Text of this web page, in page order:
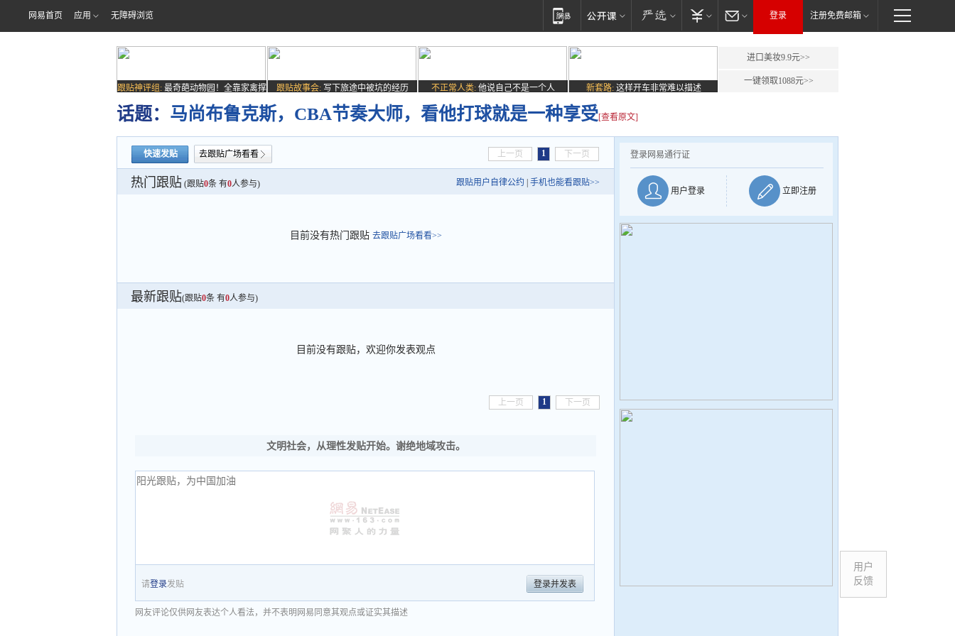
网易首页 应用 无障碍浏览 登录 注册免费邮箱
跟贴神评组: 最奇葩动物园！全靠家禽撑
场子
跟贴故事会: 写下旅途中被坑的经历 不正常人类: 他说自己不是一个人 新套路: 这样开车非常难以描述
进口美妆9.9元>>
一键领取1088元>>
话题： 马尚布鲁克斯，CBA节奏大师，看他打球就是一种享受[查看原文]
快速发贴 去跟贴广场看看 上一页 1 下一页
热门跟贴 (跟贴0条 有0人参与) 跟贴用户自律公约 手机也能看跟贴>>
目前没有热门跟贴 去跟贴广场看看>>
最新跟贴(跟贴0条 有0人参与)
目前没有跟贴，欢迎你发表观点
上一页 1 下一页
文明社会，从理性发贴开始。谢绝地域攻击。
请登录发贴 登录并发表
网友评论仅供网友表达个人看法，并不表明网易同意其观点或证实其描述
登录网易通行证
用户登录 立即注册
用户
反馈